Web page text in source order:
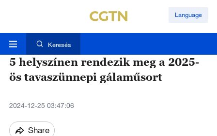
Language
Keresés
5 helyszínen rendezik meg a 2025-
ös tavaszünnepi gálaműsort
2024-12-25 03:47:06
Share